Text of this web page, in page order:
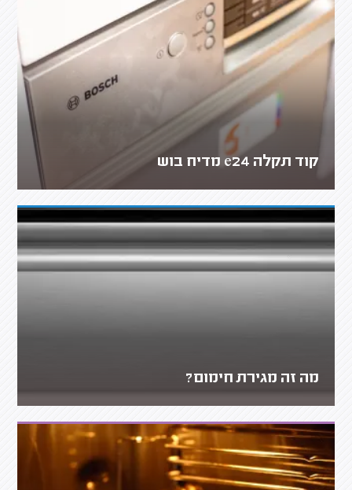
קוד תקלה e24 מדיח בוש
מה זה מגירת חימום?